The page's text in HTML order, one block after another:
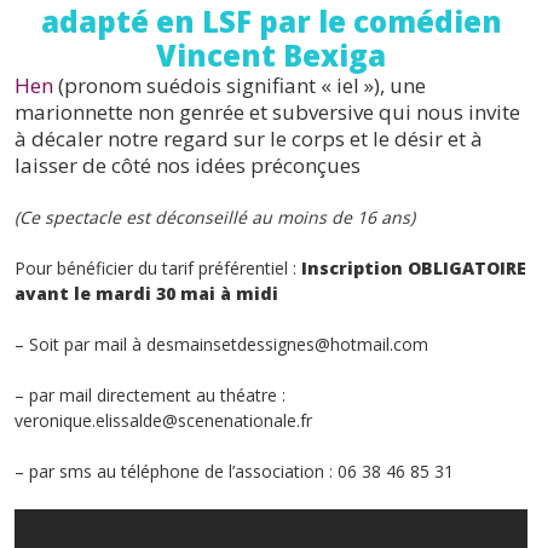
adapté en LSF par le comédien
Vincent Bexiga
Hen(pronom suédois signifiant « iel »), une
marionnette non genrée et subversive qui nous invite
à décaler notre regard sur le corps et le désir et à
laisser de côté nos idées préconçues
(Ce spectacle est déconseillé au moins de 16 ans)
Pour bénéficier du tarif préférentiel : Inscription OBLIGATOIRE
avant le mardi 30 mai à midi
– Soit par mail à desmainsetdessignes@hotmail.com
– par mail directement au théatre :
veronique.elissalde@scenenationale.fr
– par sms au téléphone de l’association : 06 38 46 85 31